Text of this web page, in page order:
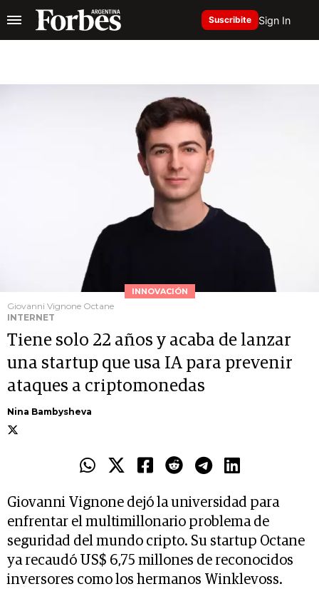
Suscribite Sign In
INNOVACIÓN
Giovanni Vignone Octane
INTERNET
Tiene solo 22 años y acaba de lanzar
una startup que usa IA para prevenir
ataques a criptomonedas
Nina Bambysheva
Giovanni Vignone dejó la universidad para
enfrentar el multimillonario problema de
seguridad del mundo cripto. Su startup Octane
ya recaudó US$ 6,75 millones de reconocidos
inversores como los hermanos Winklevoss.